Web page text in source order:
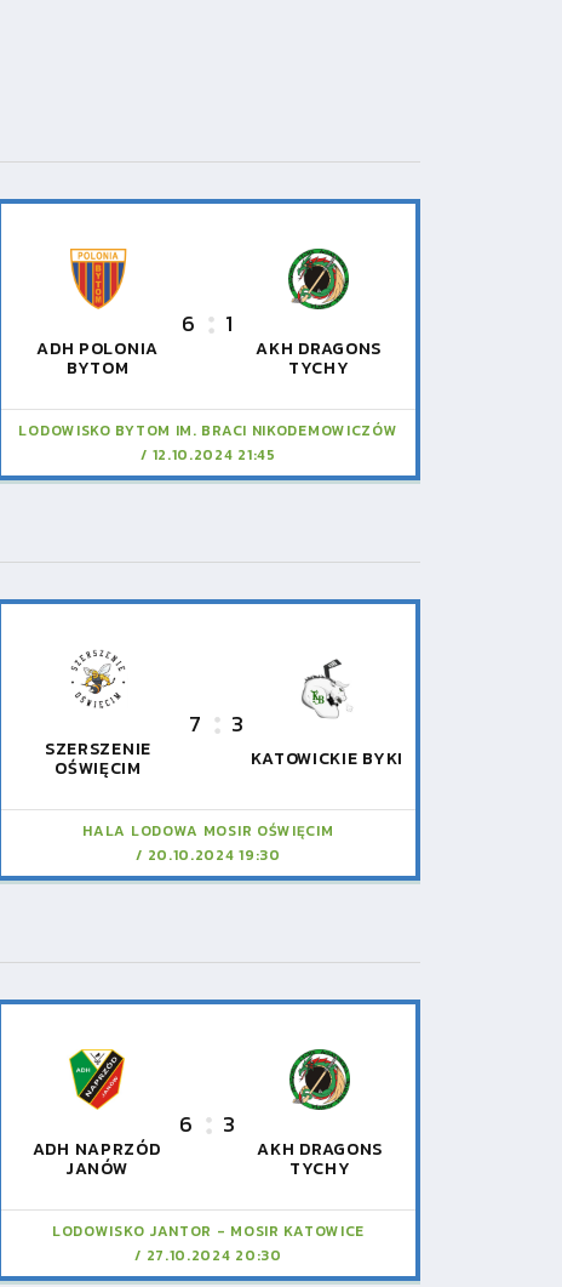
ADH POLONIA
BYTOM
6 1
AKH DRAGONS
TYCHY
LODOWISKO BYTOM IM. BRACI NIKODEMOWICZÓW
12.10.2024 21:45
SZERSZENIE
OŚWIĘCIM
7 3
KATOWICKIE BYKI
HALA LODOWA MOSIR OŚWIĘCIM
20.10.2024 19:30
ADH NAPRZÓD
JANÓW
6 3
AKH DRAGONS
TYCHY
LODOWISKO JANTOR - MOSIR KATOWICE
27.10.2024 20:30